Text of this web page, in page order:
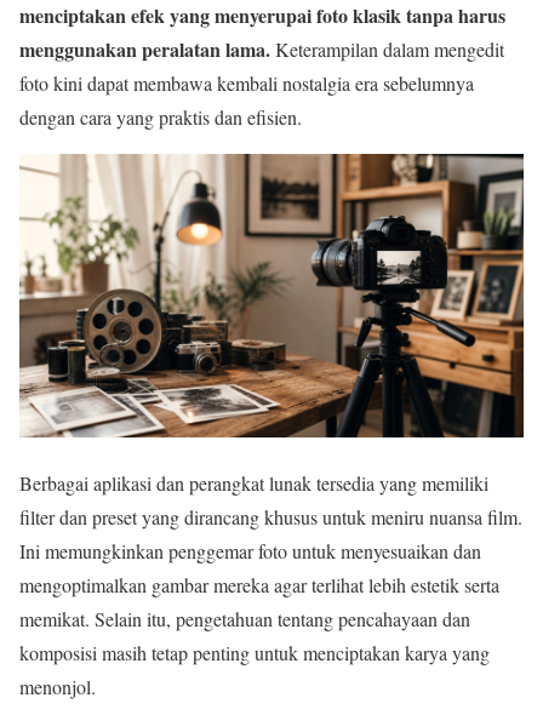
menciptakan efek yang menyerupai foto klasik tanpa harus
menggunakan peralatan lama.Keterampilan dalam mengedit
foto kini dapat membawa kembali nostalgia era sebelumnya
dengan cara yang praktis dan efisien.
Berbagai aplikasi dan perangkat lunak tersedia yang memiliki
filter dan preset yang dirancang khusus untuk meniru nuansa film.
Ini memungkinkan penggemar foto untuk menyesuaikan dan
mengoptimalkan gambar mereka agar terlihat lebih estetik serta
memikat. Selain itu, pengetahuan tentang pencahayaan dan
komposisi masih tetap penting untuk menciptakan karya yang
menonjol.